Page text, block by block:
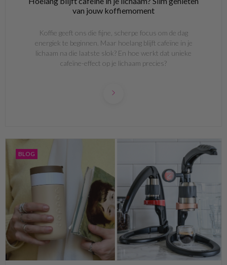
van jouw koffiemoment
Koffie geeft ons die fijne, scherpe focus om de dag
energiek te beginnen. Maar hoelang blijft cafeïne in je
lichaam na die laatste slok? En hoe werkt dat unieke
cafeïne-effect op je lichaam precies?
BLOG